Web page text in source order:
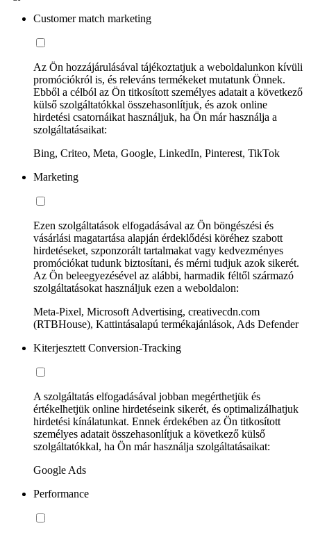
Customer match marketing
Az Ön hozzájárulásával tájékoztatjuk a weboldalunkon kívüli
promóciókról is, és releváns termékeket mutatunk Önnek.
Ebből a célból az Ön titkosított személyes adatait a következő
külső szolgáltatókkal összehasonlítjuk, és azok online
hirdetési csatornáikat használjuk, ha Ön már használja a
szolgáltatásaikat:
Bing, Criteo, Meta, Google, LinkedIn, Pinterest, TikTok
Marketing
Ezen szolgáltatások elfogadásával az Ön böngészési és
vásárlási magatartása alapján érdeklődési köréhez szabott
hirdetéseket, szponzorált tartalmakat vagy kedvezményes
promóciókat tudunk biztosítani, és mérni tudjuk azok sikerét.
Az Ön beleegyezésével az alábbi, harmadik féltől származó
szolgáltatásokat használjuk ezen a weboldalon:
Meta-Pixel, Microsoft Advertising, creativecdn.com
(RTBHouse), Kattintásalapú termékajánlások, Ads Defender
Kiterjesztett Conversion-Tracking
A szolgáltatás elfogadásával jobban megérthetjük és
értékelhetjük online hirdetéseink sikerét, és optimalizálhatjuk
hirdetési kínálatunkat. Ennek érdekében az Ön titkosított
személyes adatait összehasonlítjuk a következő külső
szolgáltatókkal, ha Ön már használja szolgáltatásaikat:
Google Ads
Performance